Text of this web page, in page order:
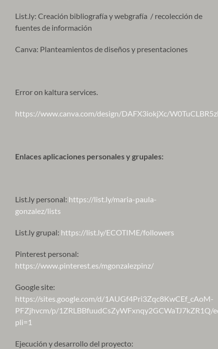
List.ly: Creación bibliografía y webgrafía / recolección de
fuentes de información
Canva: Planteamientos de diseños y presentaciones
Error on kaltura services.
https://www.canva.com/design/DAFX3iokjXc/
Enlaces aplicaciones personales y grupales:
List.ly personal: https://list.ly/maria-paula-
gonzalez/lists
List.ly grupal: https://list.ly/ECOTIME/followers
Pinterest personal:
https://www.pinterest.es/mgonzalezpinz/
Google site:
https://sites.google.com/d/1AUGf4Pri3Zqc8KwCEf_cAoM-
PFZjhvcm/p/1ZRLBBfuudCsZyWFxnqy2GCWaTJ7kZR1Q/
pli=1
Ejecución y desarrollo del proyecto: